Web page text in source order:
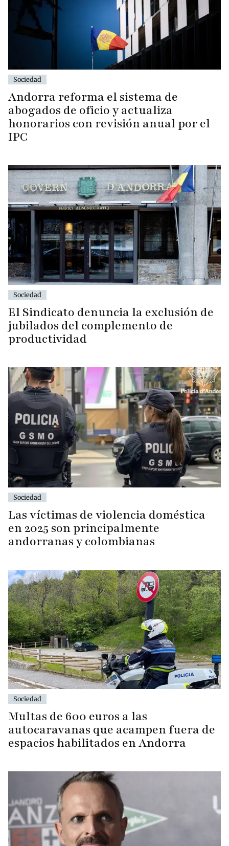
Sociedad
Andorra reforma el sistema de
abogados de oficio y actualiza
honorarios con revisión anual por el
IPC
Sociedad
El Sindicato denuncia la exclusión de
jubilados del complemento de
productividad
Sociedad
Las víctimas de violencia doméstica
en 2025 son principalmente
andorranas y colombianas
Sociedad
Multas de 600 euros a las
autocaravanas que acampen fuera de
espacios habilitados en Andorra